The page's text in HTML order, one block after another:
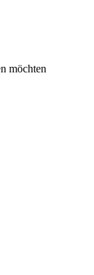
möchten